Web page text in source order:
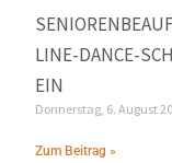
LINE-DANCE-
EIN
Donnerstag, 6. August
Zum Beitrag »